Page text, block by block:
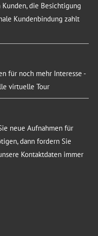
die Besichtigung
Kundenbindung zahlt
für noch mehr Interesse -
virtuelle Tour
neue Aufnahmen für
dann fordern Sie
Kontaktdaten immer